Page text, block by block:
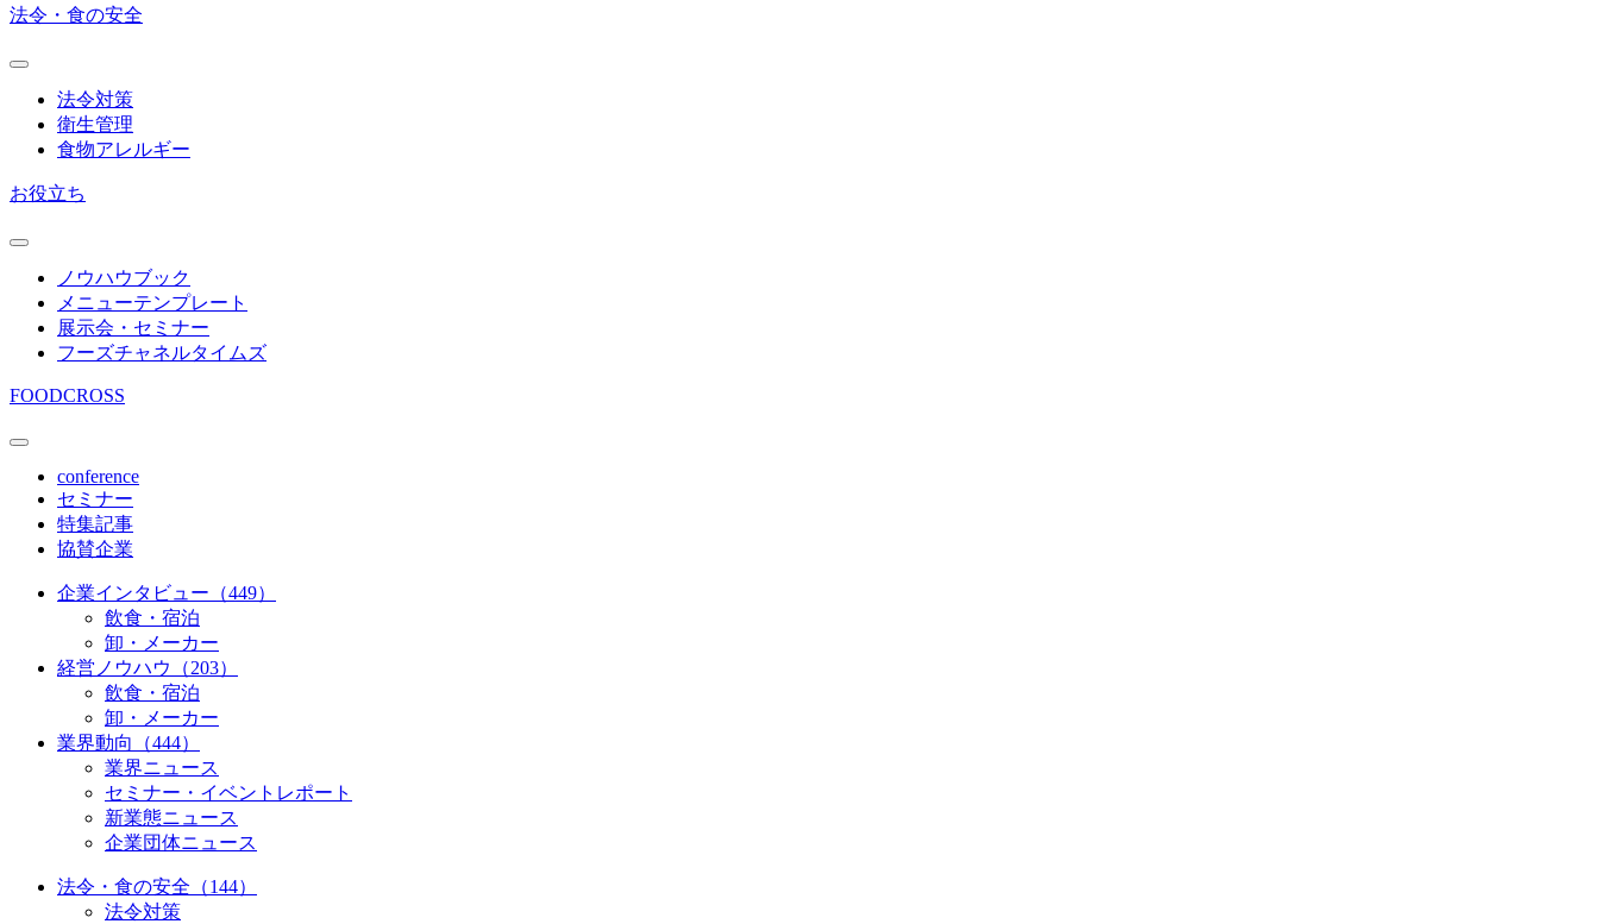
法令・食の安全
法令対策
衛生管理
食物アレルギー
お役立ち
ノウハウブック
メニューテンプレート
展示会・セミナー
フーズチャネルタイムズ
FOODCROSS
conference
セミナー
特集記事
協賛企業
企業インタビュー（449）
飲食・宿泊
卸・メーカー
経営ノウハウ（203）
飲食・宿泊
卸・メーカー
業界動向（444）
業界ニュース
セミナー・イベントレポート
新業態ニュース
企業団体ニュース
法令・食の安全（144）
法令対策